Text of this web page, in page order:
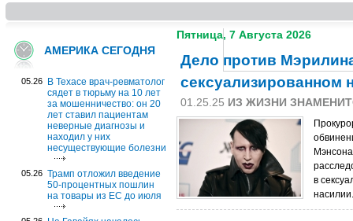
АМЕРИКА СЕГОДНЯ
05.26
В Техасе врач-ревматолог
сядет в тюрьму на 10 лет
за мошенничество: он 20
лет ставил пациентам
неверные диагнозы и
находил у них
несуществующие болезни
05.26 Трамп отложил введение
50-процентных пошлин
на товары из ЕС до июля
Пятница, 7 Августа 2026
Дело против
сексуализированном
01.25.25 ИЗ ЖИЗНИ
в